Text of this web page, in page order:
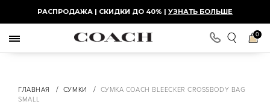
РАСПРОДАЖА | СКИДКИ ДО 40% | УЗНАТЬ БОЛЬШЕ
0
ГЛАВНАЯ / СУМКИ /
СУМКА COACH BLEECKER CROSSBODY BAG
SMALL